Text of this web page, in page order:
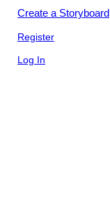
Create a Storyboard
Register
Log In